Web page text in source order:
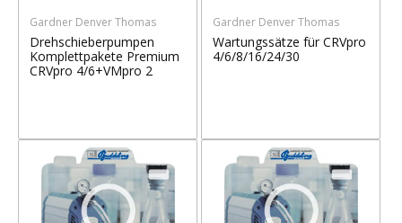
Gardner Denver Thomas
Drehschieberpumpen
Komplettpakete Premium
CRVpro 4/6+VMpro 2
Gardner Denver Thomas
Wartungssätze für CRVpro
4/6/8/16/24/30